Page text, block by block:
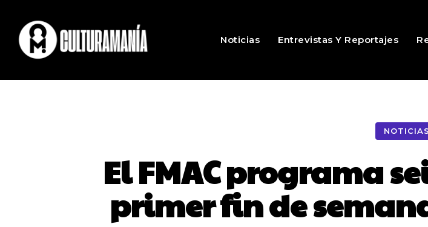
Noticias Entrevistas Y Reportajes
NOTICIAS
El FMAC programa
primer fin de